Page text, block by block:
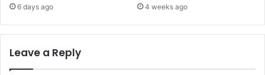
6 days ago 4 weeks ago
Leave a Reply